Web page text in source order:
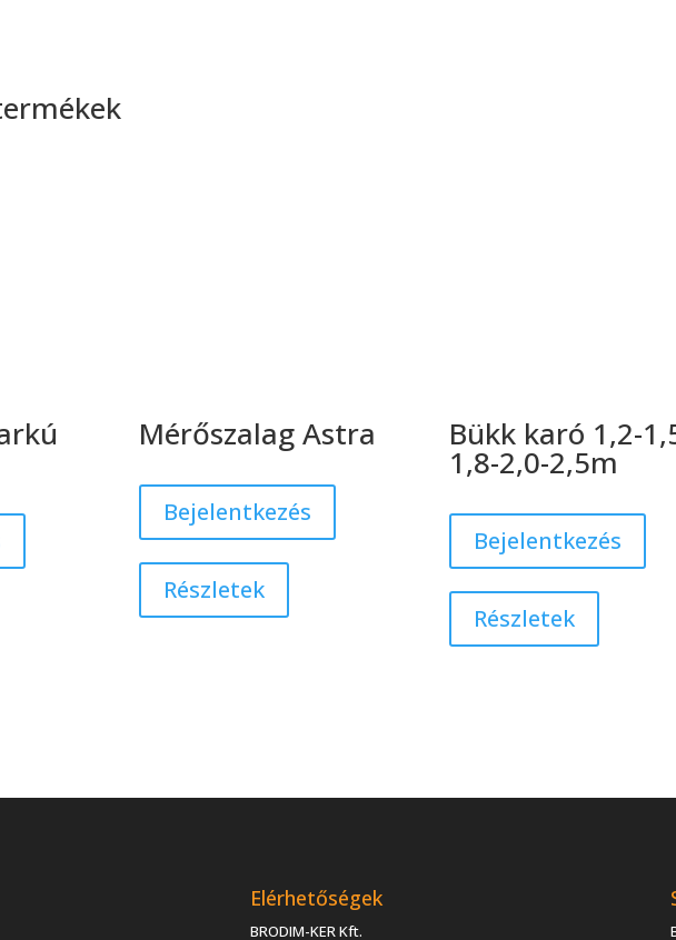
Mérőszalag Astra
Bejelentkezés
Részletek
Bükk karó 1,2-
1,8-2,0-2,5m
Bejelentkezés
Részletek
Elérhetőségek
BRODIM-KER Kft.